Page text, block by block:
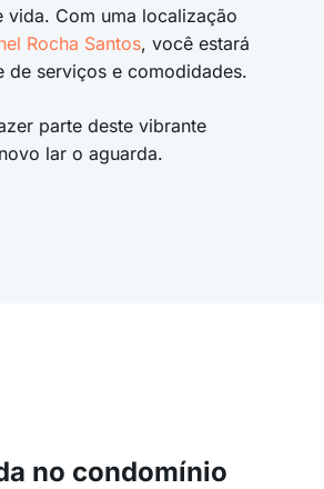
vida. Com uma localização
Rocha Santos, você estará
de serviços e comodidades.
parte deste vibrante
lar o aguarda.
no condomínio